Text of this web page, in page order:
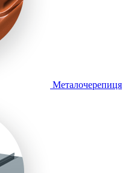
Металочерепиця